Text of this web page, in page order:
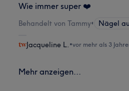
Wie immer super ❤️
Behandelt von Tammy• Nägel
Jacqueline L. •vor mehr als 3
Mehr anzeigen...